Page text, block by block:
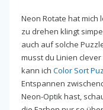
Neon Rotate hat mich
zu drehen klingt
auch auf solche
musst du Linien
kann ich Color Sort
Entspannen
Neon-Optik hast,